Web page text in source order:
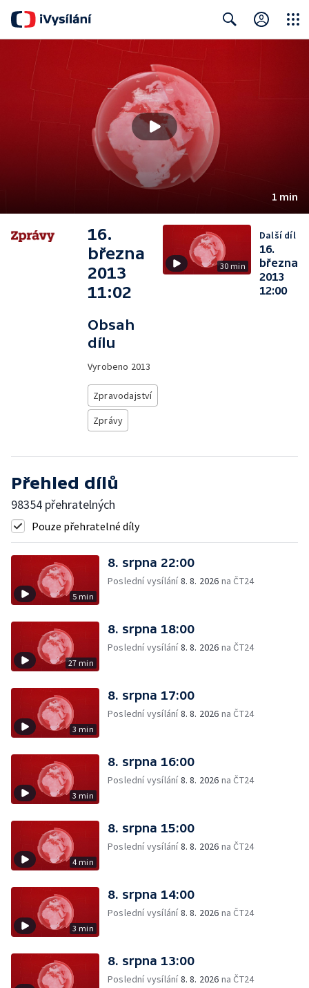
1 min
16.
března
2013
11:02
Obsah
dílu
Vyrobeno 2013
Zpravodajství
Zprávy
30 min
Další díl
16.
března
2013
12:00
Přehled dílů
98354 přehratelných
Pouze přehratelné díly
5 min
8. srpna 22:00
Poslední vysílání8. 8. 2026 na ČT24
27 min
8. srpna 18:00
Poslední vysílání8. 8. 2026 na ČT24
3 min
8. srpna 17:00
Poslední vysílání8. 8. 2026 na ČT24
3 min
8. srpna 16:00
Poslední vysílání8. 8. 2026 na ČT24
4 min
8. srpna 15:00
Poslední vysílání8. 8. 2026 na ČT24
3 min
8. srpna 14:00
Poslední vysílání8. 8. 2026 na ČT24
8. srpna 13:00
Poslední vysílání8. 8. 2026 na ČT24